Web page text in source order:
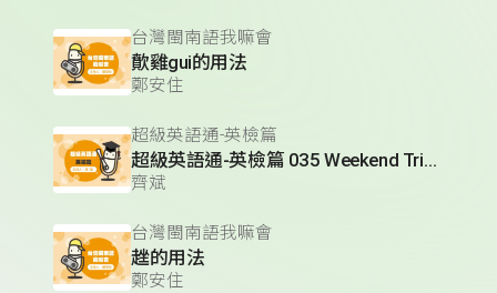
台灣閩南語我嘛會
歕雞gui的用法
鄭安住
超級英語通-英檢篇
超級英語通-英檢篇 035 Weekend Trip- 週末旅遊
齊斌
台灣閩南語我嘛會
趖的用法
鄭安住